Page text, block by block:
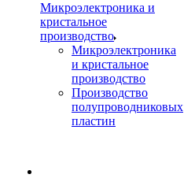
Микроэлектроника и
кристальное
производство
Микроэлектроника
и кристальное
производство
Производство
полупроводниковых
пластин